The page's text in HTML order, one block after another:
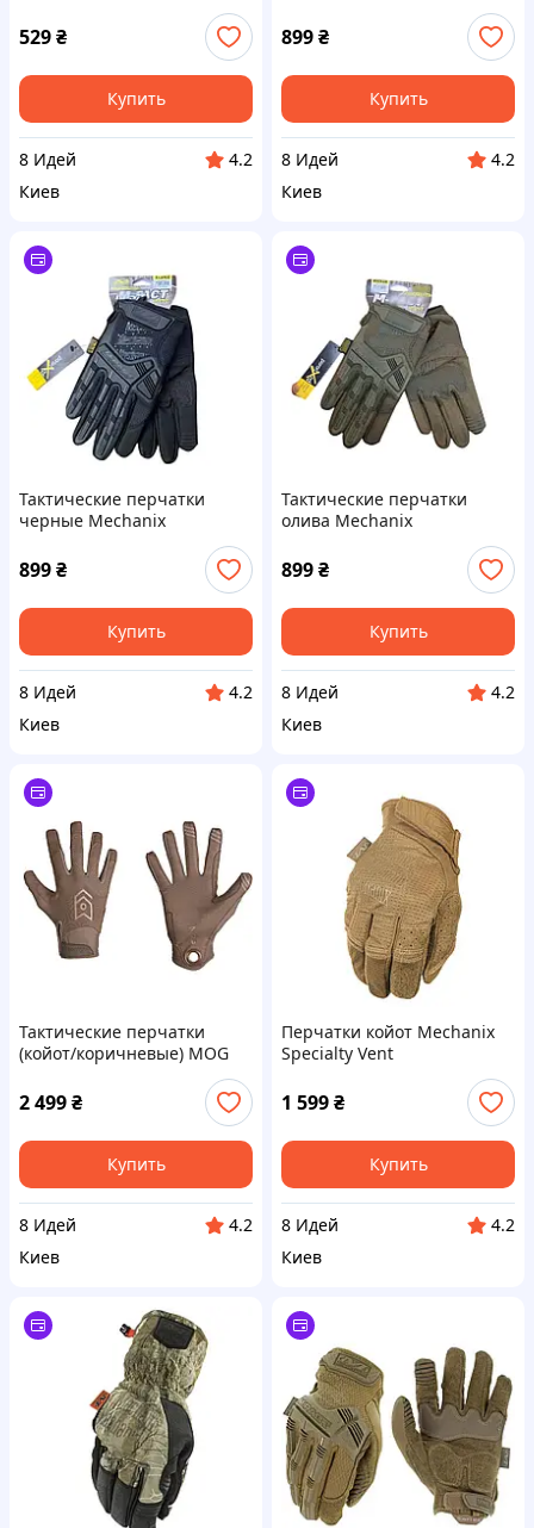
529₴
Купить
8 Идей
4.2
Киев
899₴
Купить
8 Идей
4.2
Киев
Тактические перчатки
черные Mechanix
899₴
Купить
8 Идей
4.2
Киев
Тактические перчатки
олива Mechanix
899₴
Купить
8 Идей
4.2
Киев
Тактические перчатки
(койот/коричневые) MOG
2 499₴
Купить
8 Идей
4.2
Киев
Перчатки койот Mechanix
Specialty Vent
1 599₴
Купить
8 Идей
4.2
Киев